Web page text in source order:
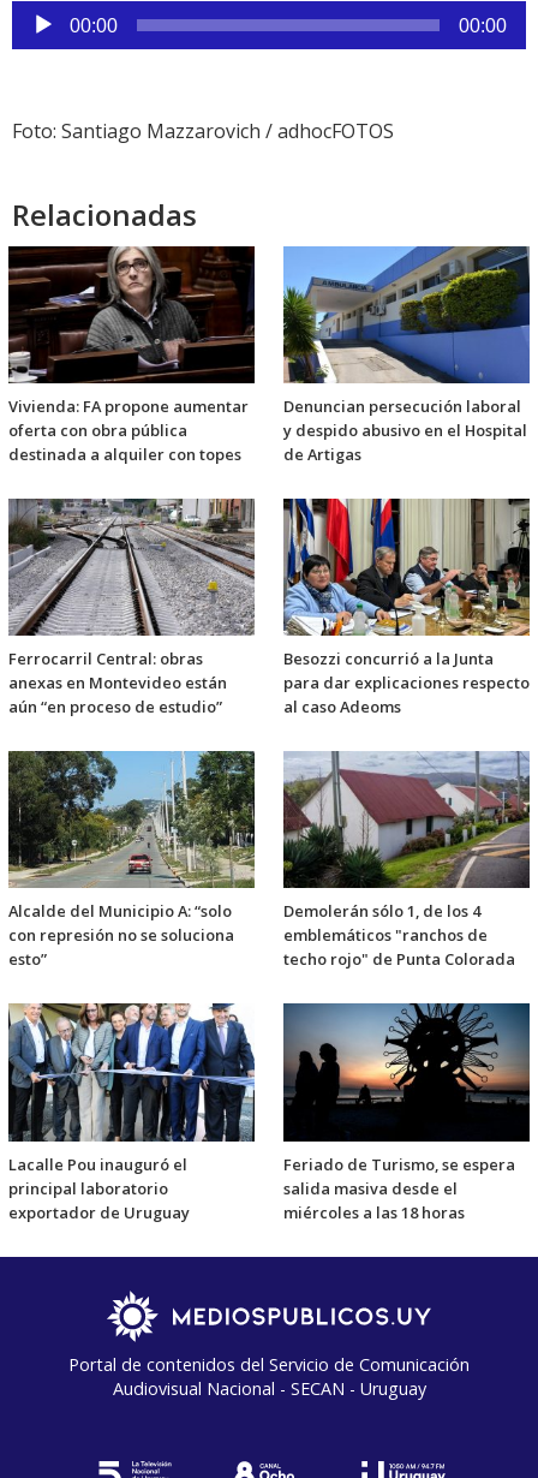
Reproductor
de
00:00 00:00
Foto: Santiago Mazzarovich / adhocFOTOS
Relacionadas
Vivienda: FA propone aumentar
oferta con obra pública
destinada a alquiler con topes
Denuncian persecución laboral
y despido abusivo en el Hospital
de Artigas
Ferrocarril Central: obras
anexas en Montevideo están
aún “en proceso de estudio”
Besozzi concurrió a la Junta
para dar explicaciones respecto
al caso Adeoms
Alcalde del Municipio A: “solo
con represión no se soluciona
esto”
Demolerán sólo 1, de los 4
emblemáticos "ranchos de
techo rojo" de Punta Colorada
Lacalle Pou inauguró el
principal laboratorio
exportador de Uruguay
Feriado de Turismo, se espera
salida masiva desde el
miércoles a las 18 horas
Portal de contenidos del Servicio de Comunicación
Audiovisual Nacional - SECAN - Uruguay